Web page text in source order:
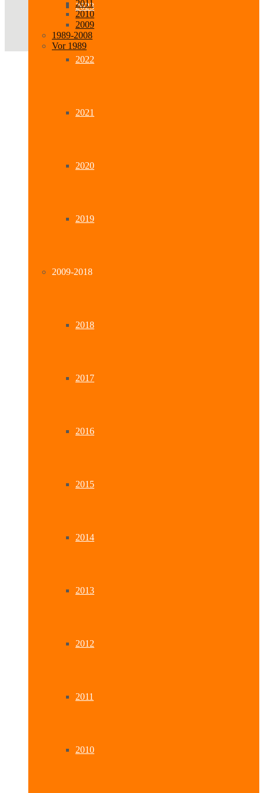
2023
2022
2021
2020
2019
2009-2018
2018
2017
2016
2015
2014
2013
2012
2011
2010
2011
2010
2009
1989-2008
Vor 1989